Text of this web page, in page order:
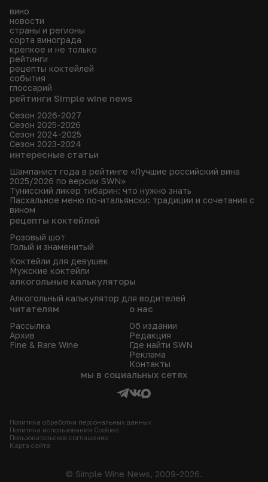
вино
новости
страны и регионы
сорта винограда
крепкое и не только
рейтинги
рецепты коктейлей
события
глоссарий
рейтинги Simple wine news
Сезон 2026-2027
Сезон 2025-2026
Сезон 2024-2025
Сезон 2023-2024
интересные статьи
Шампанист года в рейтинге «Лучшие российский вина
2025/2026 по версии SWN»
Тунисский ликер тибарин: что нужно знать
Пасхальное меню по-итальянски: традиции и сочетания с
вином
рецепты коктейлей
Розовый шот
Голый и знаменитый
Коктейли для девушек
Мужские коктейли
алкогольные калькуляторы
Алкогольный калькулятор для водителей
читателям
Рассылка
Архив
Fine & Rare Wine
о нас
Об издании
Редакция
Где найти SWN
Реклама
Контакты
мы в социальных сетях
Политика обработки персональных данных
Политика использования Сookies
Пользовательское соглашение
Карта сайта
© Simple Wine News, 2009-2026.